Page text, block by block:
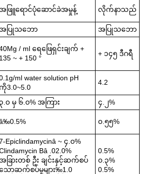
အဖြူရောင်ပုံဆောင်ခဲအမှုန့် လိုက်နာသည်
အပြုသဘော
အပြုသဘော
/ ml ရေဖြေရှင်းချက် +
135 ~ + 150 °
+ ၁၄၅ ဒီဂရီ
ml water solution pH
3.0~5.0
4.2
.၀ မှ ၆.၀% အကြား
၄.၂%
၀.၅၅%
Epiclindamycinâ ~ ၄.၀%
Bâ .02.0%
အခြားတစ် ဦး ချင်းနှင့်ဆက်စပ်
ောဆက်စပ်မှုများ‰1.0
0.5%
၀.၃%
0.5%